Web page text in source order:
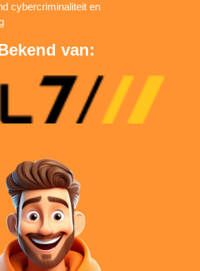
cybercriminaliteit en
van: